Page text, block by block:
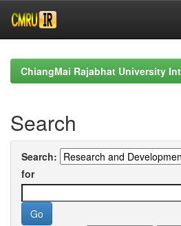
navigationChiangMai Rajabhat University
Search
Search:
for